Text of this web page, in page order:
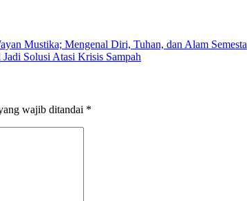
Mustika; Mengenal Diri, Tuhan, dan Alam Semesta
Solusi Atasi Krisis Sampah
wajib ditandai *